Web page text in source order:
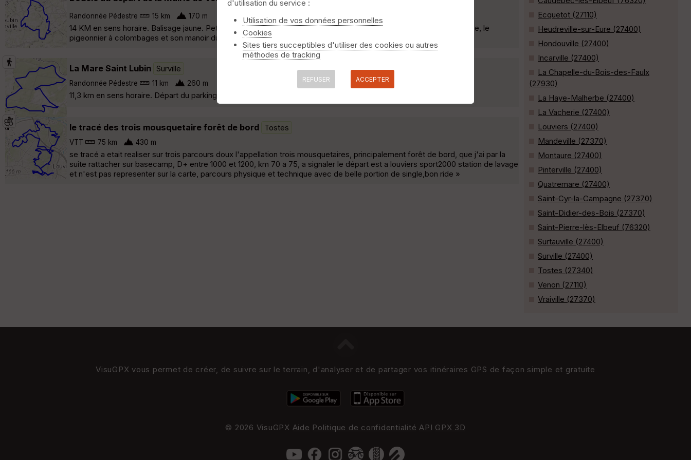
Randonnée Pédestre 15 km 170 m
14 KM en sens horaire. Balisage jaune. Petite modif au niveau de Villettes pour découvrir son église en briques rouge, le
pigeonnier à colombages et son manoir du XVIIe siècle juste à côté. Voir les photos »
La Mare Saint Lubin Surville
Randonnée Pédestre 11 km 260 m
11,3 km en sens horaire. Départ du parking au pied du château d'eau.Voir les photos »
le tracé des trois mousquetaire forêt de bord Tostes
VTT 75 km 430 m
se tracé a etait realiser sur trois parcours doux l'appellation trois mousquetaires, principalement forêt de bord, que j'ai par la
suite rattacher sur basecamp, D+ entre 1000 et 1200, km 70 a 75, a signaler le départ est a louviers sport2000 station de lavage
et n'est pas representer sur la carte, parcours physique et technique avec de belle portion de single,bon ride »
Ecquetot (27110)
Heudreville-sur-Eure (27400)
Hondouville (27400)
Incarville (27400)
La Chapelle-du-Bois-des-Faulx
(27930)
La Haye-Malherbe (27400)
La Vacherie (27400)
Louviers (27400)
Mandeville (27370)
Montaure (27400)
Pinterville (27400)
Quatremare (27400)
Saint-Cyr-la-Campagne (27370)
Saint-Didier-des-Bois (27370)
Saint-Pierre-lès-Elbeuf (76320)
Surtauville (27400)
Surville (27400)
Tostes (27340)
Venon (27110)
Vraiville (27370)
VisuGPX vous permet de créer, de suivre sur le terrain, d'analyser et de partager vos itinéraires GPS de façon simple et gratuite
© 2026 VisuGPX Aide Politique de confidentialité API GPX 3D
d'utilisation du service :
Utilisation de vos données personnelles
Cookies
Sites tiers succeptibles d'utiliser des cookies ou autres
méthodes de tracking
REFUSER ACCEPTER